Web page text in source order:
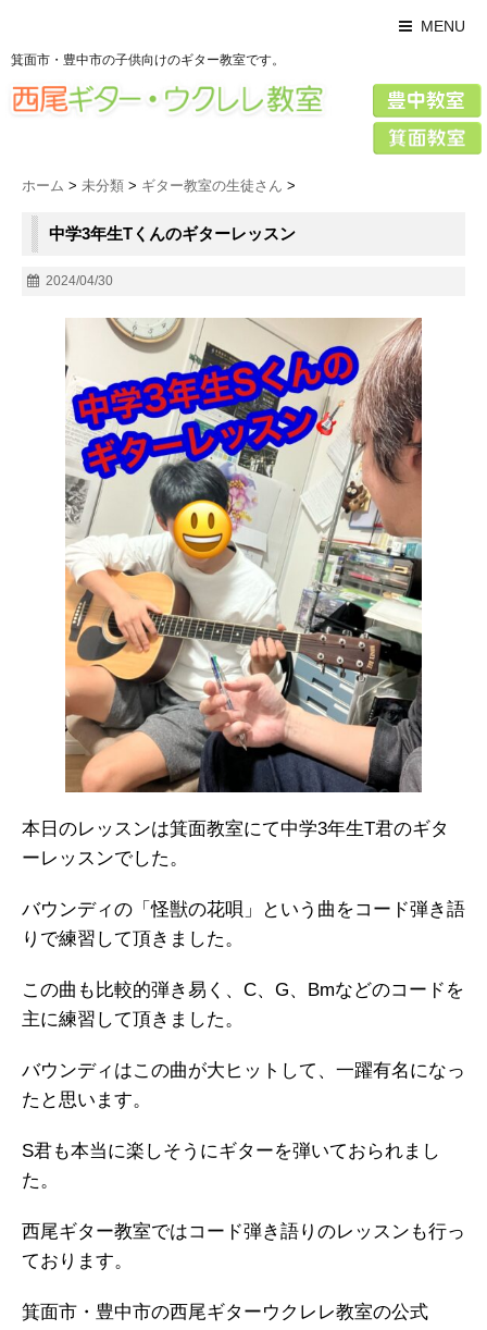
MENU
箕面市・豊中市の子供向けのギター教室です。
ホーム > 未分類 > ギター教室の生徒さん >
中学3年生Tくんのギターレッスン
2024/04/30
本日のレッスンは箕面教室にて中学3年生T君のギタ
ーレッスンでした。
バウンディの「怪獣の花唄」という曲をコード弾き語
りで練習して頂きました。
この曲も比較的弾き易く、C、G、Bmなどのコードを
主に練習して頂きました。
バウンディはこの曲が大ヒットして、一躍有名になっ
たと思います。
S君も本当に楽しそうにギターを弾いておられまし
た。
西尾ギター教室ではコード弾き語りのレッスンも行っ
ております。
箕面市・豊中市の西尾ギターウクレレ教室の公式